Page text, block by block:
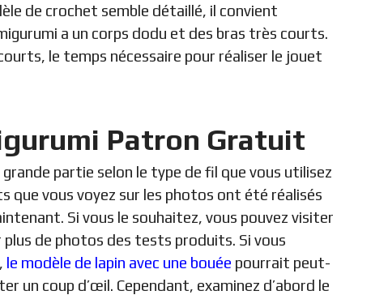
de crochet semble détaillé, il convient
a un corps dodu et des bras très courts.
le temps nécessaire pour réaliser le jouet
Patron Gratuit
grande partie selon le type de fil que vous utilisez
que vous voyez sur les photos ont été réalisés
Si vous le souhaitez, vous pouvez visiter
de photos des tests produits. Si vous
le modèle de lapin avec une bouée pourrait peut-
un coup d’œil. Cependant, examinez d’abord le